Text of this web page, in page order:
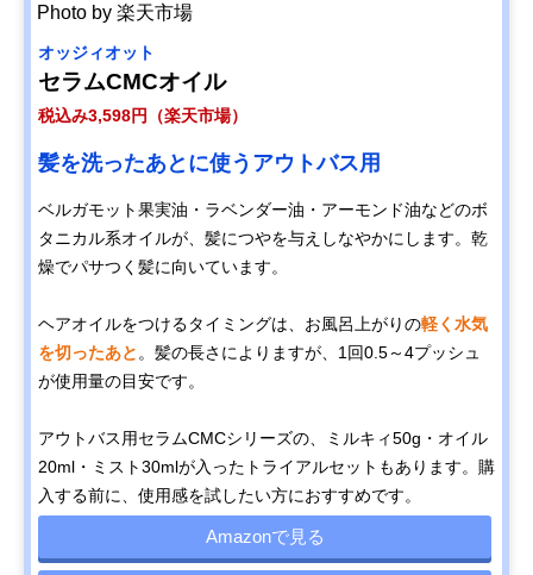
Photo by 楽天市場
オッジィオット
セラムCMCオイル
税込み3,598円（楽天市場）
髪を洗ったあとに使うアウトバス用
ベルガモット果実油・ラベンダー油・アーモンド油などのボ
タニカル系オイルが、髪につやを与えしなやかにします。乾
燥でパサつく髪に向いています。
ヘアオイルをつけるタイミングは、お風呂上がりの軽く水気
を切ったあと 。髪の長さによりますが、1回0.5～4プッシュ
が使用量の目安です。
アウトバス用セラムCMCシリーズの、ミルキィ50g・オイル
20ml・ミスト30mlが入ったトライアルセットもあります。購
入する前に、使用感を試したい方におすすめです。
Amazonで見る